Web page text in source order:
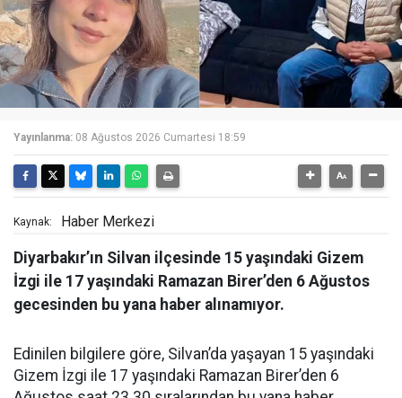
Yayınlanma: 08 Ağustos 2026 Cumartesi 18:59
Kaynak: Haber Merkezi
Diyarbakır’ın Silvan ilçesinde 15 yaşındaki Gizem
İzgi ile 17 yaşındaki Ramazan Birer’den 6 Ağustos
gecesinden bu yana haber alınamıyor.
Edinilen bilgilere göre, Silvan’da yaşayan 15 yaşındaki
Gizem İzgi ile 17 yaşındaki Ramazan Birer’den 6